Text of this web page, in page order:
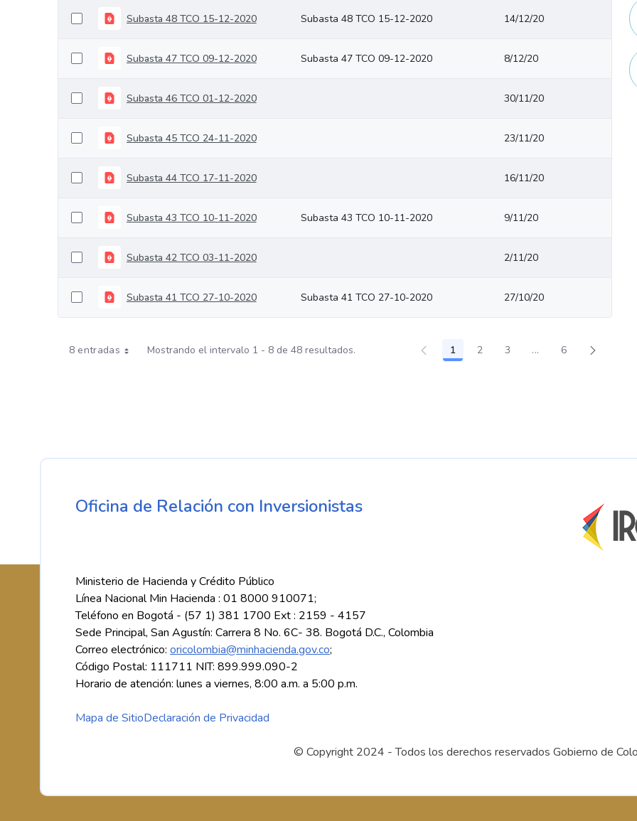
Subasta 48 TCO 15-12-2020 Subasta 48 TCO 15-12-2020 14/12/20
Subasta 47 TCO 09-12-2020 Subasta 47 TCO 09-12-2020 8/12/20
Subasta 46 TCO 01-12-2020 30/11/20
Subasta 45 TCO 24-11-2020 23/11/20
Subasta 44 TCO 17-11-2020 16/11/20
Subasta 43 TCO 10-11-2020 Subasta 43 TCO 10-11-2020 9/11/20
Subasta 42 TCO 03-11-2020 2/11/20
Subasta 41 TCO 27-10-2020 Subasta 41 TCO 27-10-2020 27/10/20
8 entradas Mostrando el intervalo 1 - 8 de 48 resultados. Página
1 Página
2 Página
3 ...Páginas intermedias
Página
6
Oficina de Relación con Inversionistas
Ministerio de Hacienda y Crédito Público
Línea Nacional Min Hacienda : 01 8000 910071;
Teléfono en Bogotá - (57 1) 381 1700 Ext : 2159 - 4157
Sede Principal, San Agustín: Carrera 8 No. 6C- 38. Bogotá D.C., Colombia
Correo electrónico: oricolombia@minhacienda.gov.co;
Código Postal: 111711 NIT: 899.999.090-2
Horario de atención: lunes a viernes, 8:00 a.m. a 5:00 p.m.
Mapa de SitioDeclaración de Privacidad
© Copyright 2024 - Todos los derechos reservados Gobierno de